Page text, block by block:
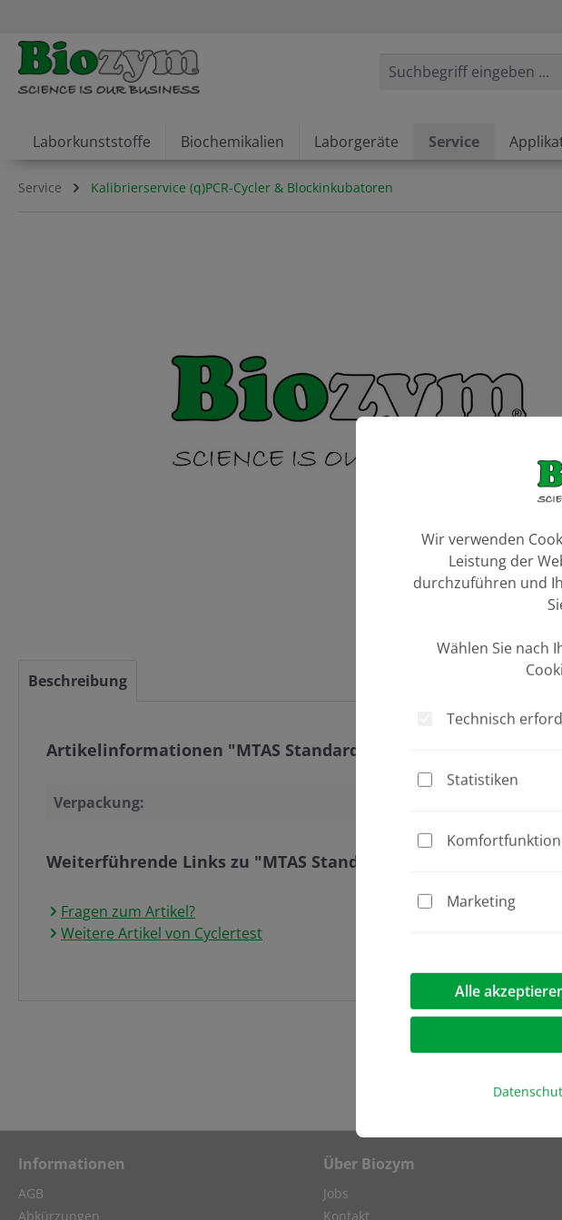
Laborkunststoffe Biochemikalien Laborgeräte Service
Service Kalibrierservice (q)PCR-Cycler & Blockinkubatoren
Beschreibung
Artikelinformationen "MTAS Standard Test, Einblockgerät"
Verpackung:
Weiterführende Links zu "MTAS Standard Test, Einblockgerät"
Fragen zum Artikel?
Weitere Artikel von Cyclertest
Informationen
AGB
Abkürzungen
Über Biozym
Jobs
Kontakt
Wir verwenden
Leistung der
durchzuführen und
Wählen Sie nach
Technisch
Statistiken
Marketing
Alle